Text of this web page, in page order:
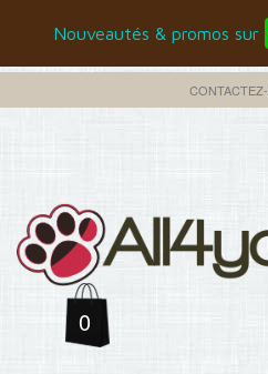
Nouveautés & promos sur
0